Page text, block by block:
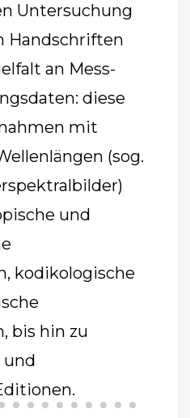
Untersuchung
Handschriften
an Mess-
diese
mit
(sog.
und
kodikologische
bis hin zu
und